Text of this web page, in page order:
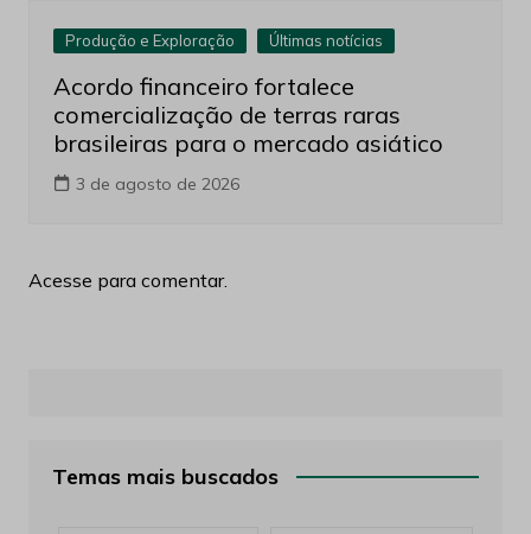
Produção e Exploração Últimas notícias
Acordo financeiro fortalece
comercialização de terras raras
brasileiras para o mercado asiático
3 de agosto de 2026
Acesse para comentar.
Temas mais buscados